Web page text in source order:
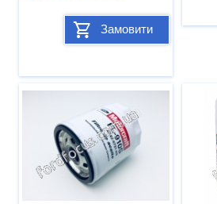
Замовити